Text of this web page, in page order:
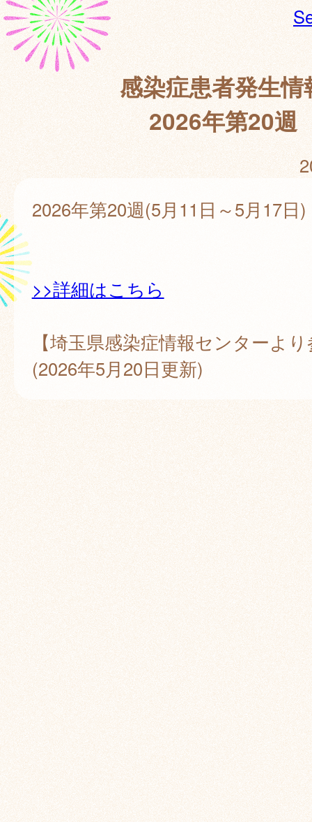
感染症患者発生情
2026年第20週
2026年第20週(5月11日～5月17日)
>>詳細はこちら
【埼玉県感染症情報センターよ
(2026年5月20日更新)